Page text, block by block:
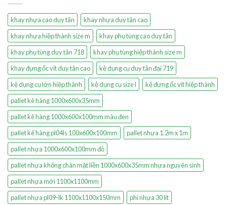
khay nhựa cao duy tân
khay nhựa duy tân cao
khay nhựa hiệp thành size m
khay phụ tùng cao duy tân
khay phụ tùng duy tân 718
khay phụ tùng hiệp thành size m
khay đựng ốc vít duy tân cao
kệ dụng cụ duy tân đại 719
kệ dụng cụ lớn hiệp thành
kệ dụng cụ size l
kệ đựng ốc vít hiệp thành
pallet kê hàng 1000x600x35mm
pallet kê hàng 1000x600x100mm màu đen
pallet kê hàng pl04ls 100x600x100mm
pallet nhựa 1.2m x 1m
pallet nhựa 1000x600x100mm đỏ
pallet nhựa không chân mặt liền 1000x600x35mm nhựa nguyên sinh
pallet nhựa mới 1100x1100mm
pallet nhựa pl09-lk 1100x1100x150mm
phi nhựa 30 lít